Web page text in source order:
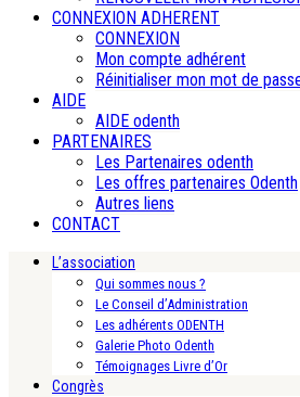
CONNEXION ADHERENT
CONNEXION
Mon compte adhérent
Réinitialiser mon mot de
AIDE
AIDE odenth
PARTENAIRES
Les Partenaires odenth
Les offres partenaires Odenth
Autres liens
CONTACT
L’association
Qui sommes nous ?
Le Conseil d’Administration
Les adhérents ODENTH
Galerie Photo Odenth
Témoignages Livre d’Or
Congrès